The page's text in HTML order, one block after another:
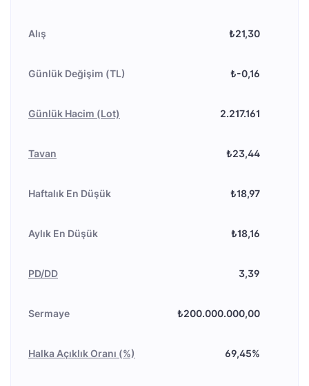
Alış ₺21,30
Günlük Değişim (TL) ₺-0,16
Günlük Hacim (Lot) 2.217.161
Tavan ₺23,44
Haftalık En Düşük ₺18,97
Aylık En Düşük ₺18,16
PD/DD 3,39
Sermaye ₺200.000.000,00
Halka Açıklık Oranı (%) 69,45%